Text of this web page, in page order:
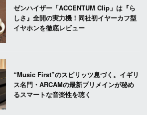
ゼンハイザー「ACCENTUM Clip」は『ら
しさ』全開の実力機！同社初イヤーカフ型
イヤホンを徹底レビュー
“Music First”のスピリッツ息づく。イギリ
ス名門・ARCAMの最新プリメインが秘め
るスマートな音楽性を聴く